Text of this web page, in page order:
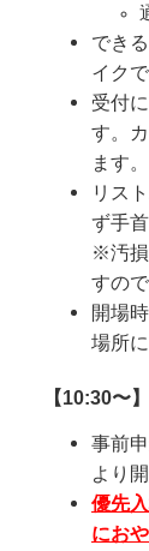
でき
イク
受付
す。
ます。
リス
ず手
※汚損
すの
開場
場所
【10:30〜
事前
より
優先
にお